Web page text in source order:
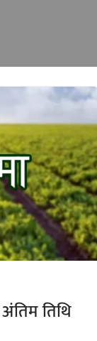
तिथि